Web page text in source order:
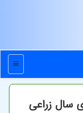
منو
سال زراعی